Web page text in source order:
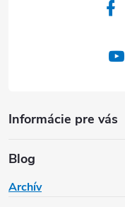
Informácie pre vás
Blog
Archív